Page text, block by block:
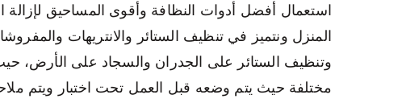
استعمال أفضل أدوات النظافة وأقوى المساحيق لإزالة
المنزل ونتميز في تنظيف الستائر والانتريهات
وتنظيف الستائر على الجدران والسجاد على الأرض،
مختلفة حيث يتم وضعه قبل العمل تحت اختبار ويتم